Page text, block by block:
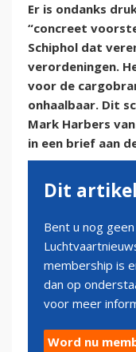
Er is ondanks
“concreet
Schiphol dat
verordeningen.
voor de
onhaalbaar. Dit
Mark Harbers
in een brief aan
Dit
Bent u nog
membership is
dan op
voor meer
Word nu